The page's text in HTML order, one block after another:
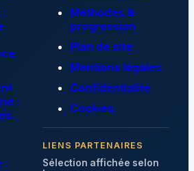
:
:
Méthodes &
progression
Plan de site
Mentions légales
Confidentialité
Cookies
LIENS PARTENAIRES
Sélection affichée selon